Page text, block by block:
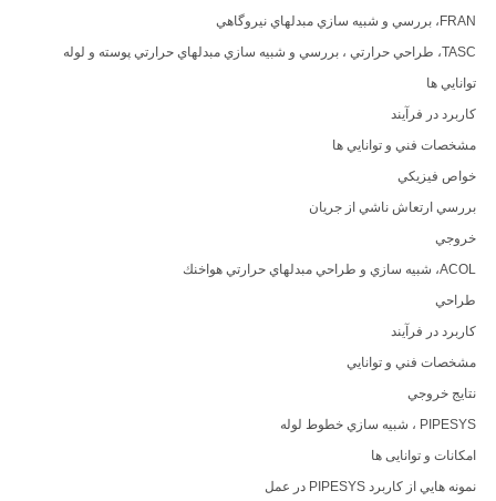
FRAN، بررسي و شبيه سازي مبدلهاي نيروگاهي
TASC، طراحي حرارتي ، بررسي و شبيه سازي مبدلهاي حرارتي پوسته و لوله
توانايي ها
كاربرد در فرآيند
مشخصات فني و توانايي ها
خواص فيزيكي
بررسي ارتعاش ناشي از جريان
خروجي
ACOL، شبيه سازي و طراحي مبدلهاي حرارتي هواخنك
طراحي
كاربرد در فرآيند
مشخصات فني و توانايي
نتايج خروجي
PIPESYS ، شبيه سازي خطوط لوله
امکانات و توانایی ها
نمونه هايي از كاربرد PIPESYS در عمل